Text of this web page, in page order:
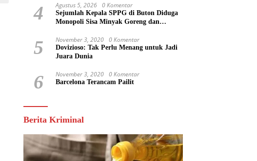
4 Agustus 5, 2026 0 Komentar
Sejumlah Kepala SPPG di Buton Diduga
Monopoli Sisa Minyak Goreng dan
Pribadi
5 November 3, 2020 0 Komentar
Dovizioso: Tak Perlu Menang untuk Jadi
Juara Dunia
6 November 3, 2020 0 Komentar
Barcelona Terancam Pailit
Berita Kriminal